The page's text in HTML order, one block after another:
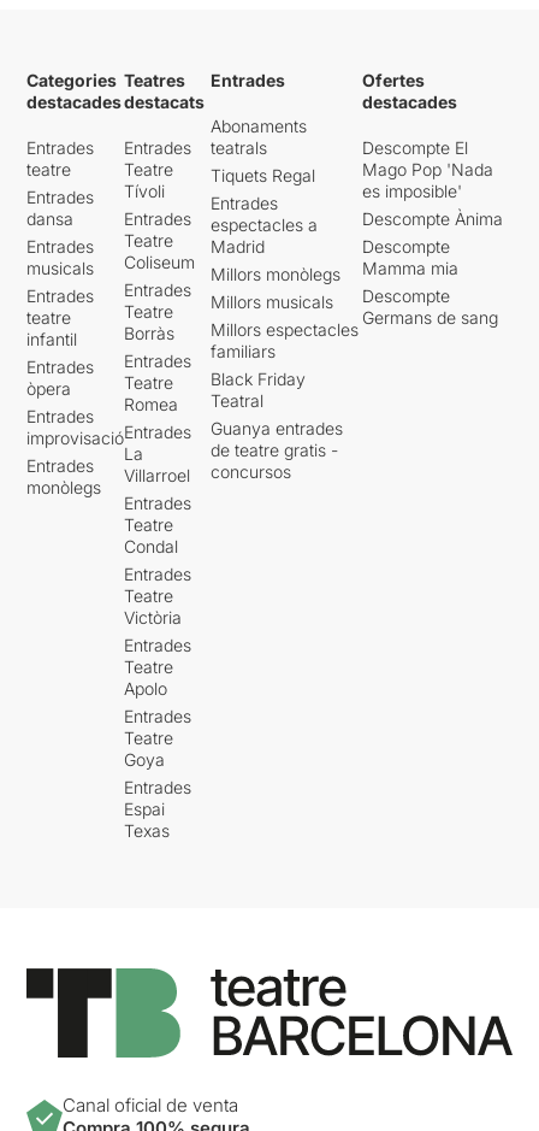
Categories
destacades
Entrades
teatre
Entrades
dansa
Entrades
musicals
Entrades
teatre
infantil
Entrades
òpera
Entrades
improvisació
Entrades
monòlegs
Teatres
destacats
Entrades
Teatre
Tívoli
Entrades
Teatre
Coliseum
Entrades
Teatre
Borràs
Entrades
Teatre
Romea
Entrades
La
Villarroel
Entrades
Teatre
Condal
Entrades
Teatre
Victòria
Entrades
Teatre
Apolo
Entrades
Teatre
Goya
Entrades
Espai
Texas
Entrades
Abonaments
teatrals
Tiquets Regal
Entrades
espectacles a
Madrid
Millors monòlegs
Millors musicals
Millors espectacles
familiars
Black Friday
Teatral
Guanya entrades
de teatre gratis -
concursos
Ofertes
destacades
Descompte El
Mago Pop 'Nada
es imposible'
Descompte Ànima
Descompte
Mamma mia
Descompte
Germans de sang
Canal oficial de venta